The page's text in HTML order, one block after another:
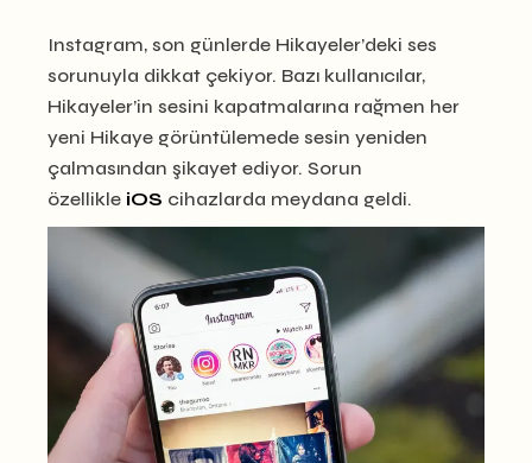
Instagram, son günlerde Hikayeler’deki ses
sorunuyla dikkat çekiyor. Bazı kullanıcılar,
Hikayeler’in sesini kapatmalarına rağmen her
yeni Hikaye görüntülemede sesin yeniden
çalmasından şikayet ediyor. Sorun
özellikle iOS cihazlarda meydana geldi.